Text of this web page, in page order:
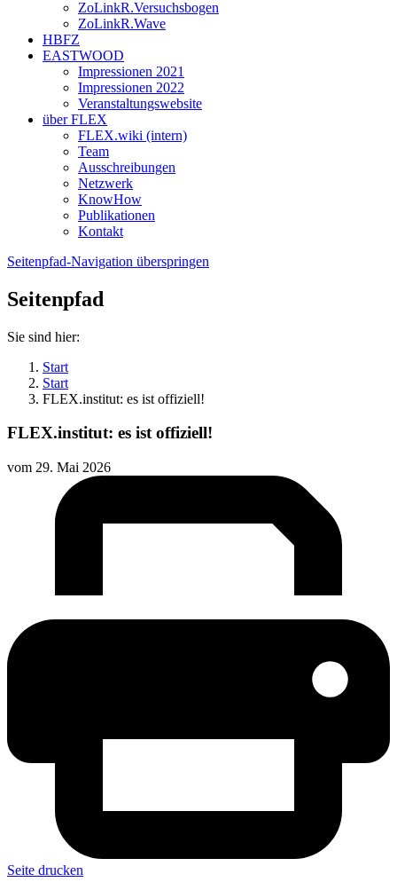
ZoLinkR.Versuchsbogen
ZoLinkR.Wave
HBFZ
EASTWOOD
Impressionen 2021
Impressionen 2022
Veranstaltungswebsite
über FLEX
FLEX.wiki (intern)
Team
Ausschreibungen
Netzwerk
KnowHow
Publikationen
Kontakt
Seitenpfad-Navigation überspringen
Seitenpfad
Sie sind hier:
Start
Start
FLEX.institut: es ist offiziell!
FLEX.institut: es ist offiziell!
vom 29. Mai 2026
Seite drucken